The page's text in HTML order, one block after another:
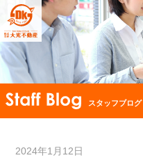
スタッフブログ
2024年1月12日